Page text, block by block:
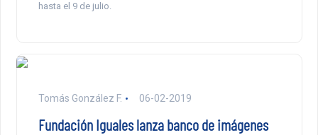
hasta el 9 de julio.
Tomás González F. 06-02-2019
Fundación Iguales lanza banco de imágenes